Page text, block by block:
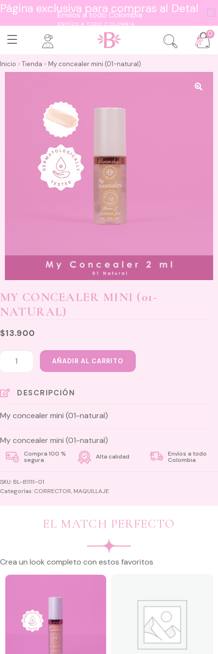
Página exclusiva para compras al Detal
ENVÍOS A TODO COLOMBIA
0
Inicio » Tienda » My concealer mini (01-natural)
MY CONCEALER MINI (01-
NATURAL)
$13.900
(01-
cantidad
AÑADIR AL CARRITO
DESCRIPCIÓN
My concealer mini (01-natural)
My concealer mini (01-natural)
Compra 100 %
segura
Alta calidad
Envíos a todo
Colombia
SKU: BL-B1111-01
Categorías: CORRECTOR, MAQUILLAJE
EL MATCH PERFECTO
Crea un look completo con estos favoritos